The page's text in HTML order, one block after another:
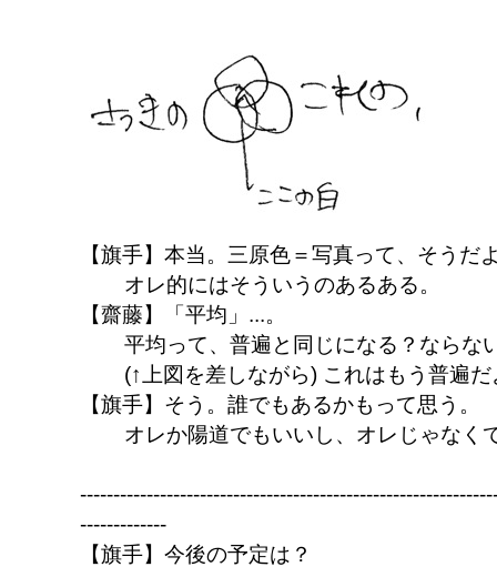
【旗手】本当。三原色＝写真って、そうだ
オレ的にはそういうのあるある。
【齋藤】「平均」...。
平均って、普遍と同じになる？ならな
(↑上図を差しながら) これはもう普遍
【旗手】そう。誰でもあるかもって思う。
オレか陽道でもいいし、オレじゃなく
-------------
【旗手】今後の予定は？